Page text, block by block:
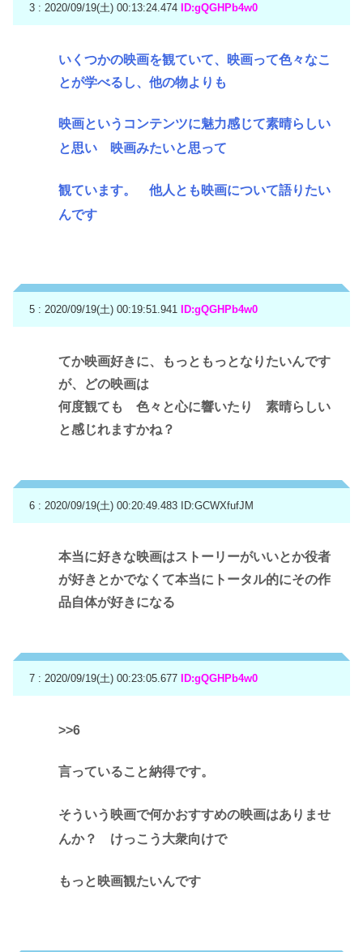
3 : 2020/09/19(土) 00:13:24.474 ID:gQGHPb4w0
いくつかの映画を観ていて、映画って色々なこ
とが学べるし、他の物よりも
映画というコンテンツに魅力感じて素晴らしい
と思い 映画みたいと思って
観ています。 他人とも映画について語りたい
んです
5 : 2020/09/19(土) 00:19:51.941 ID:gQGHPb4w0
てか映画好きに、もっともっとなりたいんです
が、どの映画は
何度観ても 色々と心に響いたり 素晴らしい
と感じれますかね？
6 : 2020/09/19(土) 00:20:49.483 ID:GCWXfufJM
本当に好きな映画はストーリーがいいとか役者
が好きとかでなくて本当にトータル的にその作
品自体が好きになる
7 : 2020/09/19(土) 00:23:05.677 ID:gQGHPb4w0
>>6
言っていること納得です。
そういう映画で何かおすすめの映画はありませ
んか？ けっこう大衆向けで
もっと映画観たいんです